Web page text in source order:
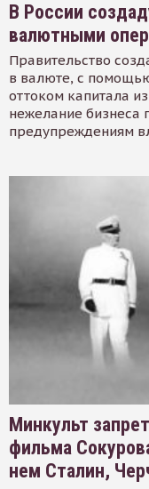
В России
валютными
Правительство
в валюте, с
оттоком капитала
нежелание бизнеса
предупреждениям
Минкульт
фильма
нем Сталин,